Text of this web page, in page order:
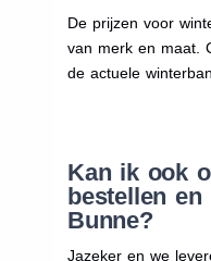
De prijzen voor
van merk en maat.
de actuele
Kan ik ook
bestellen
Bunne?
Jazeker en we